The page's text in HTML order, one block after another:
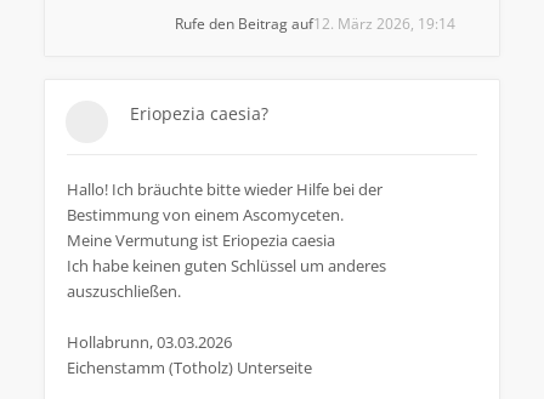
12. März 2026, 19:14
Rufe den Beitrag auf
Eriopezia caesia?
Hallo! Ich bräuchte bitte wieder Hilfe bei der
Bestimmung von einem Ascomyceten.
Meine Vermutung ist Eriopezia caesia
Ich habe keinen guten Schlüssel um anderes
auszuschließen.
Hollabrunn, 03.03.2026
Eichenstamm (Totholz) Unterseite